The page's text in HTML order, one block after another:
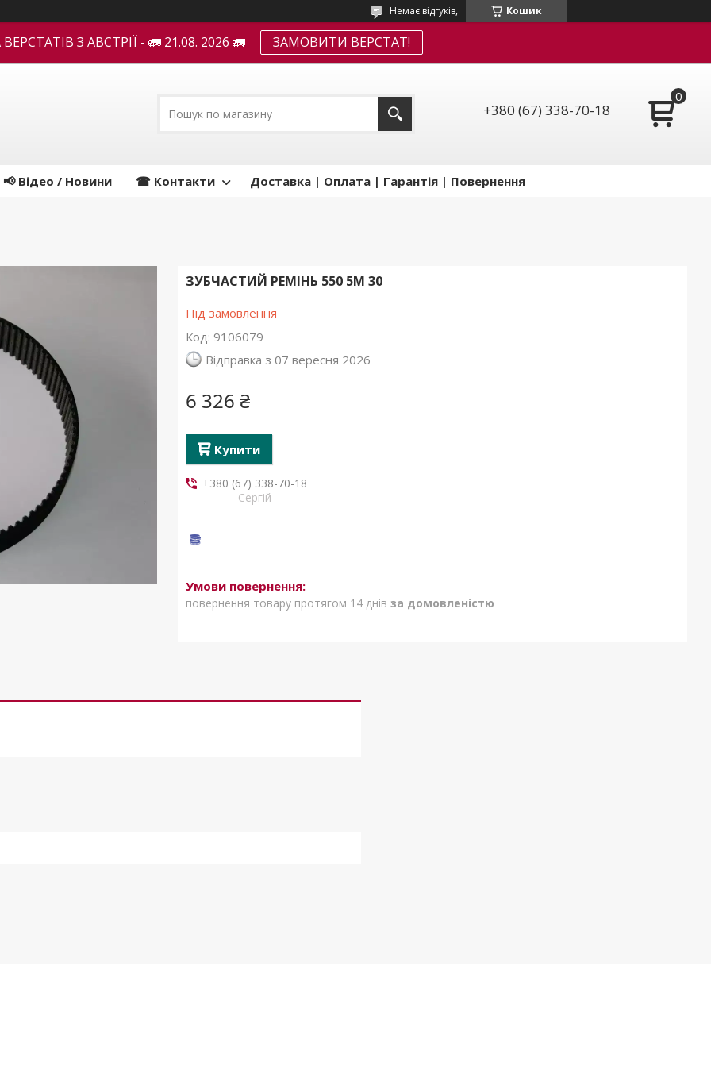
Кошик
Немає відгуків,
З АВСТРІЇ - 🚛 21.08. 2026 🚛 ЗАМОВИТИ ВЕРСТАТ!
+380 (67) 338-70-18
📢 Відео / Новини ☎ Контакти Доставка | Оплата | Гарантія | Повернення
ЗУБЧАСТИЙ РЕМІНЬ 550 5M 30
Під замовлення
Код: 9106079
Відправка з 07 вересня 2026
6 326 ₴
Купити
+380 (67) 338-70-18
Сергій
повернення товару протягом 14 днів за домовленістю